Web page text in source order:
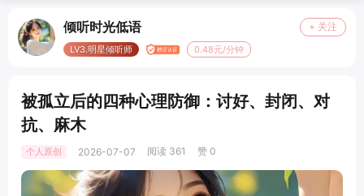
倾听时光低语 + 关注
LV3.明星倾听师 0.48元/分钟
被孤立后的四种心理防御：讨好、封闭、对
抗、麻木
个人原创 2026-07-07 阅读 361 赞 0